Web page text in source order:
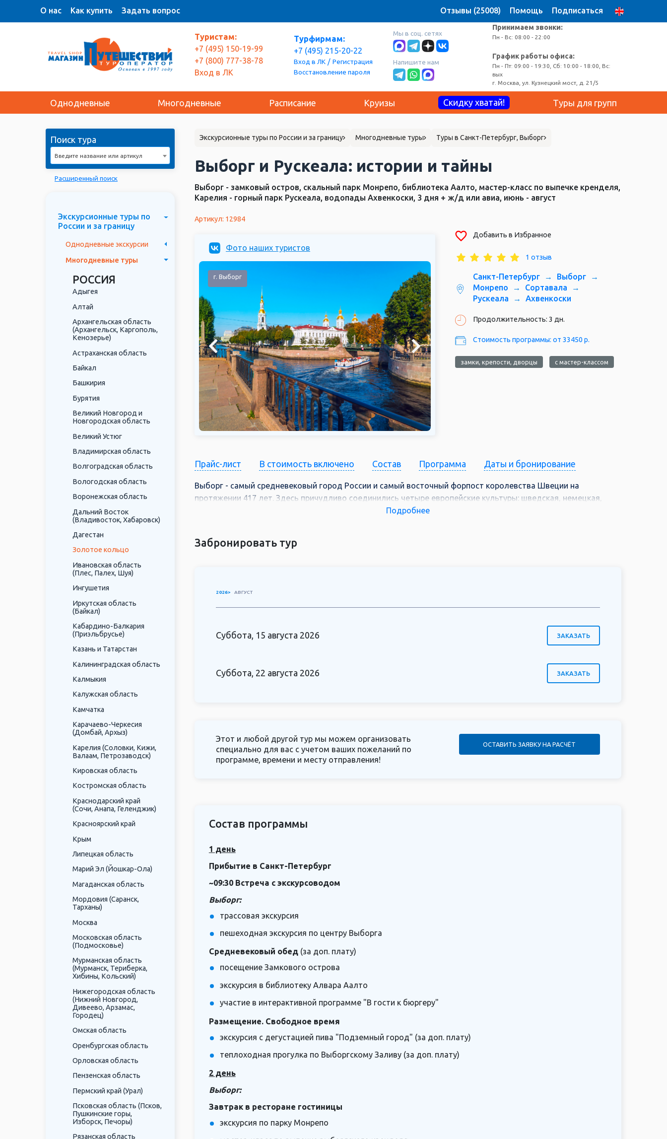
О нас Как купить Задать вопрос Отзывы (25008) Помощь Подписаться
Туристам:
+7 (495) 150-19-99
+7 (800) 777-38-78
Вход в ЛК
Турфирмам:
+7 (495) 215-20-22
Вход в ЛК / Регистрация
Восстановление пароля
Мы в соц. сетях
Напишите нам
Принимаем звонки:
Пн - Вс: 08:00 - 22:00
График работы офиса:
Пн - Пт: 09:00 - 19:30, Сб: 10:00 - 18:00, Вс:
вых
г. Москва, ул. Кузнецкий мост, д. 21/5
Однодневные Многодневные Расписание Круизы Скидку хватай! Туры для групп
Поиск тура
Введите название или артикул
Расширенный поиск
Экскурсионные туры по
России и за границу
Однодневные экскурсии
Многодневные туры
РОССИЯ
Адыгея
Алтай
Архангельская область
(Архангельск, Каргополь,
Кенозерье)
Астраханская область
Байкал
Башкирия
Бурятия
Великий Новгород и
Новгородская область
Великий Устюг
Владимирская область
Волгоградская область
Вологодская область
Воронежская область
Дальний Восток
(Владивосток, Хабаровск)
Дагестан
Золотое кольцо
Ивановская область
(Плес, Палех, Шуя)
Ингушетия
Иркутская область
(Байкал)
Кабардино-Балкария
(Приэльбрусье)
Казань и Татарстан
Калининградская область
Калмыкия
Калужская область
Камчатка
Карачаево-Черкесия
(Домбай, Архыз)
Карелия (Соловки, Кижи,
Валаам, Петрозаводск)
Кировская область
Костромская область
Краснодарский край
(Сочи, Анапа, Геленджик)
Красноярский край
Крым
Липецкая область
Марий Эл (Йошкар-Ола)
Магаданская область
Мордовия (Саранск,
Тарханы)
Москва
Московская область
(Подмосковье)
Мурманская область
(Мурманск, Териберка,
Хибины, Кольский)
Нижегородская область
(Нижний Новгород,
Дивеево, Арзамас,
Городец)
Омская область
Оренбургская область
Орловская область
Пензенская область
Пермский край (Урал)
Псковская область (Псков,
Пушкинские горы,
Изборск, Печоры)
Рязанская область
Экскурсионные туры по России и за границу Многодневные туры Туры в Санкт-Петербург, Выборг
Выборг и Рускеала: истории и тайны
Выборг - замковый остров, скальный парк Монрепо, библиотека Аалто, мастер-класс по выпечке кренделя,
Карелия - горный парк Рускеала, водопады Ахвенкоски, 3 дня + ж/д или авиа, июнь - август
Артикул: 12984
Фото наших туристов
г. Выборг Горный парк «Рускеала», Карелия
Добавить в Избранное
1 отзыв
Санкт-Петербург
Выборг
Монрепо
Сортавала
Рускеала
Ахвенкоски
Продолжительность: 3 дн.
Стоимость программы: от 33450 р.
замки, крепости, дворцы с мастер-классом
Прайс-лист В стоимость включено Состав Программа Даты и бронирование
Выборг - самый средневековый город России и самый восточный форпост королевства Швеции на
протяжении 417 лет. Здесь причудливо соединились четыре европейские культуры: шведская, немецкая,
финская и русская. А ещё Выборг - город-порт, вода кругом, заливы, бухты и море... И неспроста самая
Подробнее
Забронировать тур
2026> АВГУСТ
Суббота, 15 августа 2026 ЗАКАЗАТЬ
Суббота, 22 августа 2026 ЗАКАЗАТЬ
Этот и любой другой тур мы можем организовать
специально для вас с учетом ваших пожеланий по
программе, времени и месту отправления!
ОСТАВИТЬ ЗАЯВКУ НА РАСЧЁТ
Состав программы
1 день
Прибытие в Санкт-Петербург
~09:30 Встреча с экскурсоводом
Выборг:
трассовая экскурсия
пешеходная экскурсия по центру Выборга
Средневековый обед(за доп. плату)
посещение Замкового острова
экскурсия в библиотеку Алвара Аалто
участие в интерактивной программе "В гости к бюргеру"
Размещение. Свободное время
экскурсия с дегустацией пива "Подземный город" (за доп. плату)
теплоходная прогулка по Выборгскому Заливу (за доп. плату)
2 день
Выборг:
Завтрак в ресторане гостиницы
экскурсия по парку Монрепо